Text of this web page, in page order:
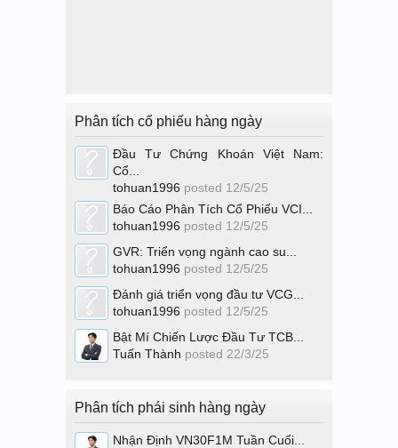
Phân tích cổ phiếu hàng ngày
Đầu Tư Chứng Khoán Việt Nam:
Cổ...
tohuan1996 posted 12/5/25
Báo Cáo Phân Tích Cổ Phiếu VCI...
tohuan1996 posted 12/5/25
GVR: Triển vọng ngành cao su...
tohuan1996 posted 12/5/25
Đánh giá triển vọng đầu tư VCG...
tohuan1996 posted 12/5/25
Bật Mí Chiến Lược Đầu Tư TCB...
Tuấn Thành posted 22/3/25
Phân tích phái sinh hàng ngày
Nhận Định VN30F1M Tuần Cuối...